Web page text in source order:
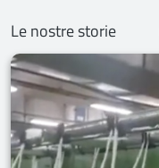
Le nostre storie